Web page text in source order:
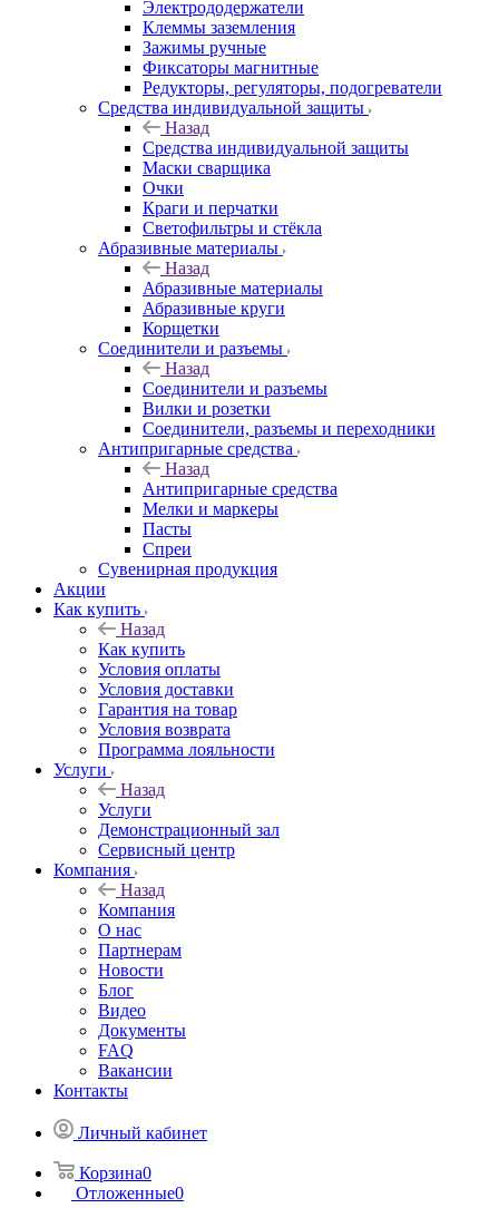
Электрододержатели
Клеммы заземления
Зажимы ручные
Фиксаторы магнитные
Редукторы, регуляторы, подогреватели
Средства индивидуальной защиты
Назад
Средства индивидуальной защиты
Маски сварщика
Очки
Краги и перчатки
Светофильтры и стёкла
Абразивные материалы
Назад
Абразивные материалы
Абразивные круги
Корщетки
Соединители и разъемы
Назад
Соединители и разъемы
Вилки и розетки
Соединители, разъемы и переходники
Антипригарные средства
Назад
Антипригарные средства
Мелки и маркеры
Пасты
Спреи
Сувенирная продукция
Акции
Как купить
Назад
Как купить
Условия оплаты
Условия доставки
Гарантия на товар
Условия возврата
Программа лояльности
Услуги
Назад
Услуги
Демонстрационный зал
Сервисный центр
Компания
Назад
Компания
О нас
Партнерам
Новости
Блог
Видео
Документы
FAQ
Вакансии
Контакты
Личный кабинет
Корзина0
Отложенные0